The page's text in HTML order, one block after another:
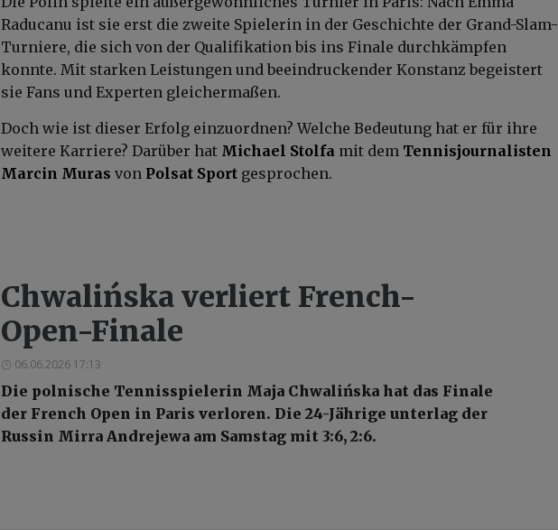
Raducanu ist sie erst die zweite Spielerin in der Geschichte der Grand-Slam-
Turniere, die sich von der Qualifikation bis ins Finale durchkämpfen
konnte. Mit starken Leistungen und beeindruckender Konstanz begeistert
sie Fans und Experten gleichermaßen.
Doch wie ist dieser Erfolg einzuordnen? Welche Bedeutung hat er für ihre
weitere Karriere? Darüber hat Michael Stolfa mit dem Tennisjournalisten
Marcin Muras von Polsat Sport gesprochen.
Chwalińska verliert French-
Open-Finale
06.06.2026 17:13
Die polnische Tennisspielerin Maja Chwalińska hat das Finale
der French Open in Paris verloren. Die 24-Jährige unterlag der
Russin Mirra Andrejewa am Samstag mit 3:6, 2:6.